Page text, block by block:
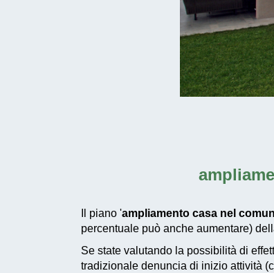
Il piano 'ampliamento casa nel
percentuale può anche aumentare)
Se state valutando la possibilità di
tradizionale denuncia di inizio attività